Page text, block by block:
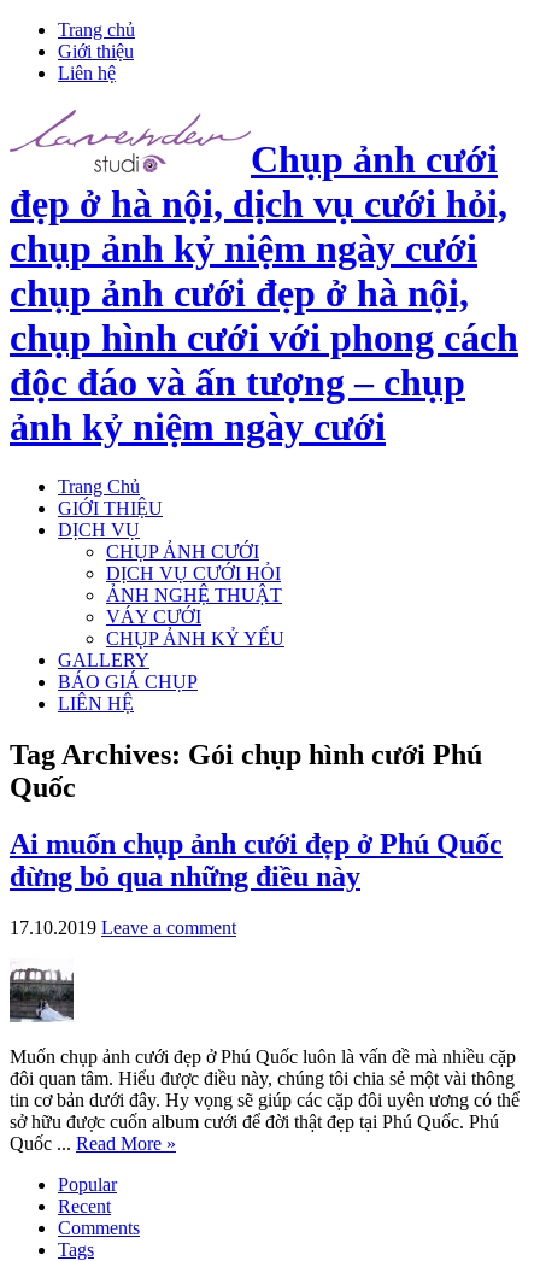
Trang chủ
Giới thiệu
Liên hệ
Chụp ảnh cưới
đẹp ở hà nội, dịch vụ cưới hỏi,
chụp ảnh kỷ niệm ngày cưới
chụp ảnh cưới đẹp ở hà nội,
chụp hình cưới với phong cách
độc đáo và ấn tượng – chụp
ảnh kỷ niệm ngày cưới
Trang Chủ
GIỚI THIỆU
DỊCH VỤ
CHỤP ẢNH CƯỚI
DỊCH VỤ CƯỚI HỎI
ẢNH NGHỆ THUẬT
VÁY CƯỚI
CHỤP ẢNH KỶ YẾU
GALLERY
BÁO GIÁ CHỤP
LIÊN HỆ
Tag Archives: Gói chụp hình cưới Phú
Quốc
Ai muốn chụp ảnh cưới đẹp ở Phú Quốc
đừng bỏ qua những điều này
17.10.2019 Leave a comment
Muốn chụp ảnh cưới đẹp ở Phú Quốc luôn là vấn đề mà nhiều cặp
đôi quan tâm. Hiểu được điều này, chúng tôi chia sẻ một vài thông
tin cơ bản dưới đây. Hy vọng sẽ giúp các cặp đôi uyên ương có thể
sở hữu được cuốn album cưới để đời thật đẹp tại Phú Quốc. Phú
Quốc ... Read More »
Popular
Recent
Comments
Tags